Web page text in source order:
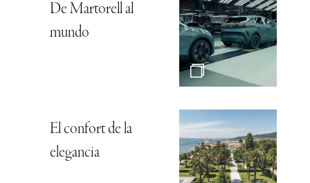
De Martorell al
mundo
El confort de la
elegancia